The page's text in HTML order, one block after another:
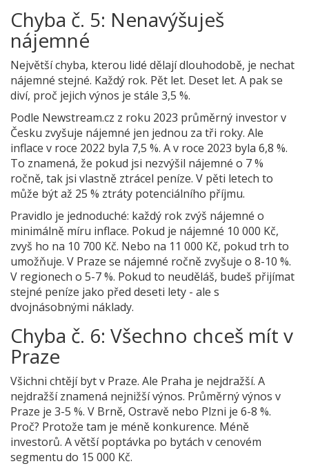
Chyba č. 5: Nenavýšuješ
nájemné
Největší chyba, kterou lidé dělají dlouhodobě, je nechat
nájemné stejné. Každý rok. Pět let. Deset let. A pak se
diví, proč jejich výnos je stále 3,5 %.
Podle Newstream.cz z roku 2023 průměrný investor v
Česku zvyšuje nájemné jen jednou za tři roky. Ale
inflace v roce 2022 byla 7,5 %. A v roce 2023 byla 6,8 %.
To znamená, že pokud jsi nezvýšil nájemné o 7 %
ročně, tak jsi vlastně ztrácel peníze. V pěti letech to
může být až 25 % ztráty potenciálního příjmu.
Pravidlo je jednoduché: každý rok zvýš nájemné o
minimálně míru inflace. Pokud je nájemné 10 000 Kč,
zvyš ho na 10 700 Kč. Nebo na 11 000 Kč, pokud trh to
umožňuje. V Praze se nájemné ročně zvyšuje o 8-10 %.
V regionech o 5-7 %. Pokud to neuděláš, budeš přijímat
stejné peníze jako před deseti lety - ale s
dvojnásobnými náklady.
Chyba č. 6: Všechno chceš mít v
Praze
Všichni chtějí byt v Praze. Ale Praha je nejdražší. A
nejdražší znamená nejnižší výnos. Průměrný výnos v
Praze je 3-5 %. V Brně, Ostravě nebo Plzni je 6-8 %.
Proč? Protože tam je méně konkurence. Méně
investorů. A větší poptávka po bytách v cenovém
segmentu do 15 000 Kč.